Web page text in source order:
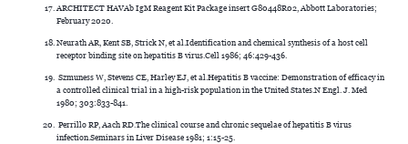
ARCHITECT HAVAb IgM Reagent Kit Package insert G80448R02, Abbott Laboratories;
February 2020.
Neurath AR, Kent SB, Strick N, et al.Identification and chemical synthesis of a host cell
receptor binding site on hepatitis B virus.Cell 1986; 46:429-436.
Szmuness W, Stevens CE, Harley EJ, et al.Hepatitis B vaccine: Demonstration of efficacy in
a controlled clinical trial in a high-risk population in the United States.N Engl. J. Med
1980; 303:833-841.
Perrillo RP, Aach RD.The clinical course and chronic sequelae of hepatitis B virus
infection.Seminars in Liver Disease 1981; 1:15-25.